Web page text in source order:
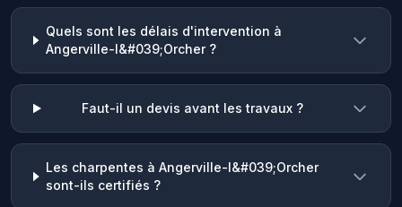
Quels sont les délais d'intervention à
Angerville-l&#039;Orcher ?
Faut-il un devis avant les travaux ?
Les charpentes à Angerville-l&#039;Orcher
sont-ils certifiés ?